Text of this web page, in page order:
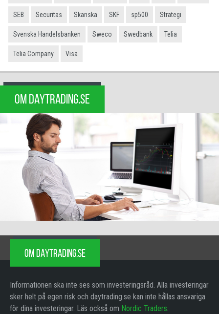
SEB Securitas Skanska SKF sp500 Strategi
Svenska Handelsbanken Sweco Swedbank Telia
Telia Company Visa
OM DAYTRADING.SE
OM DAYTRADING.SE
Informationen ska inte ses som investeringsråd. Alla investeringar
sker helt på egen risk och daytrading.se kan inte hållas ansvariga
för dina investeringar. Läs också om Nordic Traders